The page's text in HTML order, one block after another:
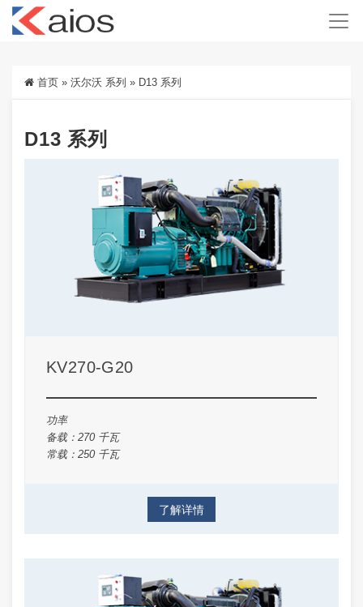
首页 » 沃尔沃 系列 » D13 系列
D13 系列
KV270-G20
功率
备载：270 千瓦
常载：250 千瓦
了解详情